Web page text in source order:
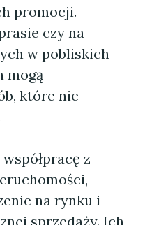
promocji.
czy na
w pobliskich
mogą
które nie
z
na rynku i
sprzedaży. Ich